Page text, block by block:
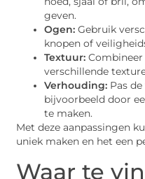
geven.
Ogen: Gebruik
knopen of
Textuur:
verschillende
Verhouding: Pas
bijvoorbeeld door
te maken.
Met deze aanpassingen
uniek maken en het een
Waar te